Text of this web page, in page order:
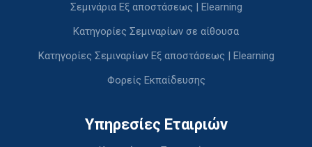
Σεμινάρια Εξ αποστάσεως | Elearning
Κατηγορίες Σεμιναρίων σε αίθουσα
Κατηγορίες Σεμιναρίων Εξ αποστάσεως | Elearning
Φορείς Εκπαίδευσης
Υπηρεσίες Εταιριών